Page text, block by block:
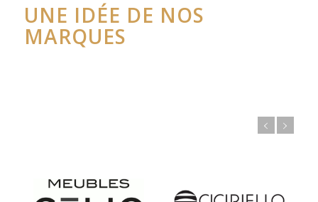
UNE IDÉE DE NOS
MARQUES